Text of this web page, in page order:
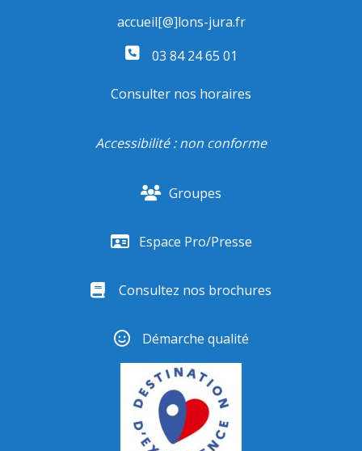
accueil[@]lons-jura.fr
03 84 24 65 01
Consulter nos horaires
Accessibilité : non conforme
Groupes
Espace Pro/Presse
Consultez nos brochures
Démarche qualité